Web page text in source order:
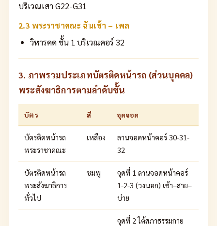
บริเวณเสา G22-G31
2.3 พระราชาคณะ ฉันเช้า – เพล
วิหารคด ชั้น 1 บริเวณคอร์ 32
3. ภาพรวมประเภทบัตรติดหน้ารถ (ส่วนบุคคล)
พระสังฆาธิการตามลำดับชั้น
บัตร สี จุดจอด
บัตรติดหน้ารถ
พระราชาคณะ
เหลือง
ลานจอดหน้าคอร์ 30-31-
32
บัตรติดหน้ารถ
พระสังฆาธิการ
ทั่วไป
ชมพู
จุดที่ 1 ลานจอดหน้าคอร์
1-2-3 (วงนอก) เช้า–สาย–
บ่าย
จุดที่ 2 ใต้สภาธรรมกาย